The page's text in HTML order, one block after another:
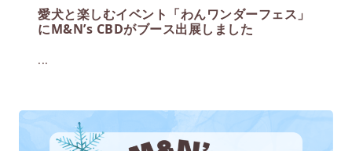
愛犬と楽しむイベント「わんワンダーフェス」
にM&N’s CBDがブース出展しました
...